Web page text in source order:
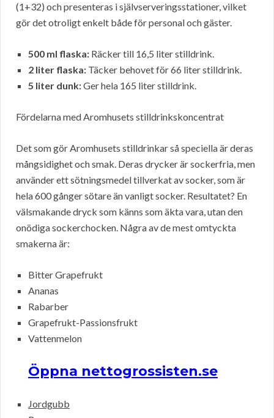
(1+32) och presenteras i självserveringsstationer, vilket
gör det otroligt enkelt både för personal och gäster.
500 ml flaska: Räcker till 16,5 liter stilldrink.
2 liter flaska: Täcker behovet för 66 liter stilldrink.
5 liter dunk:Ger hela 165 liter stilldrink.
Fördelarna med Aromhusets stilldrinkskoncentrat
Det som gör Aromhusets stilldrinkar så speciella är deras
mångsidighet och smak. Deras drycker är sockerfria, men
använder ett sötningsmedel tillverkat av socker, som är
hela 600 gånger sötare än vanligt socker. Resultatet? En
välsmakande dryck som känns som äkta vara, utan den
onödiga sockerchocken. Några av de mest omtyckta
smakerna är:
Bitter Grapefrukt
Ananas
Rabarber
Grapefrukt-Passionsfrukt
Vattenmelon
Öppna nettogrossisten.se
Jordgubb